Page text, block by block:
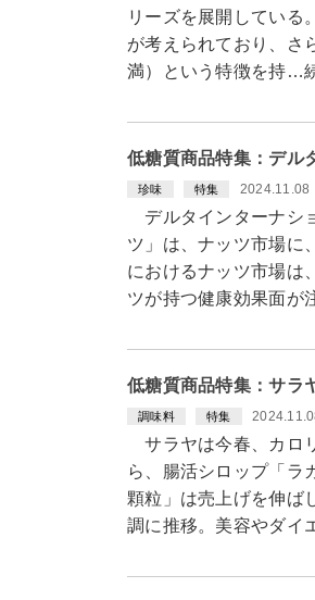
リーズを展開している
が考えられており、さ
満）という特徴を持…
低糖質商品特集：デル
珍味 特集 2024.11.08
デルタインターナシ
ツ」は、ナッツ市場に
におけるナッツ市場は
ツが持つ健康効果面が
低糖質商品特集：サ
調味料 特集
サラヤは今春、カロ
ら、腸活シロップ「
顆粒」は売上げを伸ば
調に推移。美容やダイ